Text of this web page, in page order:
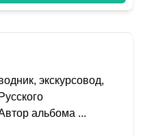
экскурсовод,
альбома ...